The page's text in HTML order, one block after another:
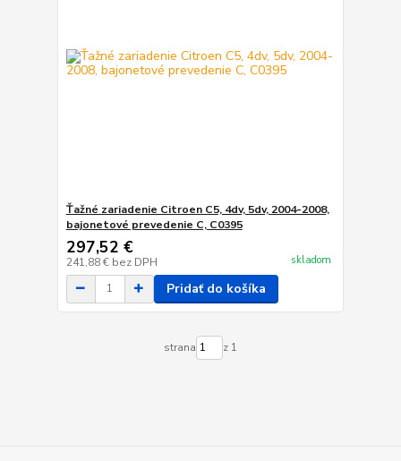
Ťažné zariadenie Citroen C5, 4dv, 5dv, 2004-2008,
bajonetové prevedenie C, C0395
297,52 €
241,88 € bez DPH skladom
Pridať do košíka
strana z 1